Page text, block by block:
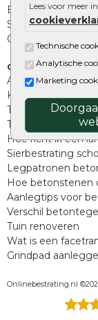
Lees voor meer
Technische
Analytische
Marketing
Beplantings en
Split, grind en zand
Oprit tegels
Overig
Aanbiedingen
Kunstgras
Tuintegels outlet
Terrastegels
Hoe richt ik een
Sierbestrating
Legpatronen
Hoe betonstenen
Aanlegtips voor
Verschil
Tuin renoveren
Wat is een
Grindpad
Onlinebestrating.nl